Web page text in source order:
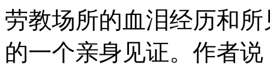
劳教场所的血泪经历和
的一个亲身见证。作者